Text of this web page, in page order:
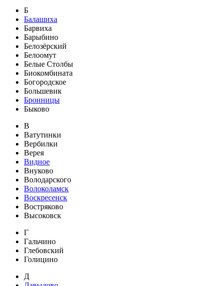
Б
Балашиха
Барвиха
Барыбино
Белозёрский
Белоомут
Белые Столбы
Биокомбината
Богородское
Большевик
Бронницы
Быково
В
Ватутинки
Вербилки
Верея
Видное
Внуково
Володарского
Волоколамск
Воскресенск
Востряково
Высоковск
Г
Гальчино
Глебовский
Голицино
Д